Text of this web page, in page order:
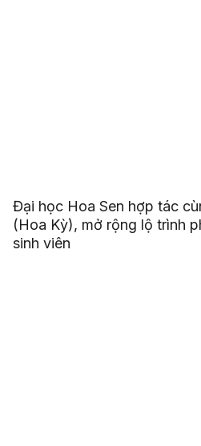
Đại học Hoa Sen hợp tác
(Hoa Kỳ), mở rộng lộ trình
sinh viên